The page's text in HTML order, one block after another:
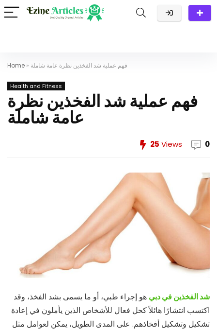
Home » فهم عملية شد الفخذين نظرة عامة شاملة
Health and Fitness
فهم عملية شد الفخذين نظرة
عامة شاملة
25 Views 0
شد الفخذين في دبي هو إجراء طبي، أو ما يسمى بشد الفخذ، وقد
اكتسب انتشارًا هائلاً كحل فعال للأشخاص الذين يأملون في إعادة
تشكيل وتشكيل أفخاذهم. على المدى الطويل، يمكن لعوامل مثل